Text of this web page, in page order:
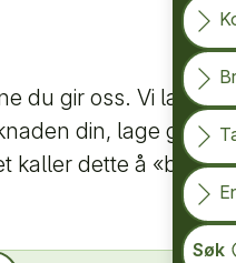
Søk
du gir oss. Vi lagrer
din, lage
kaller dette å